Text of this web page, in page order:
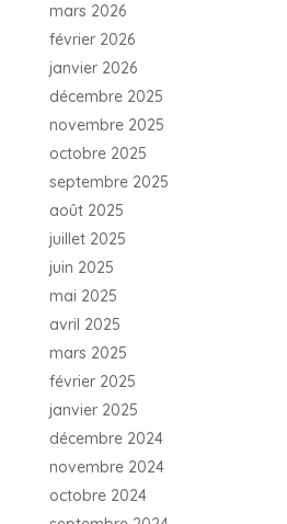
mars 2026
février 2026
janvier 2026
décembre 2025
novembre 2025
octobre 2025
septembre 2025
août 2025
juillet 2025
juin 2025
mai 2025
avril 2025
mars 2025
février 2025
janvier 2025
décembre 2024
novembre 2024
octobre 2024